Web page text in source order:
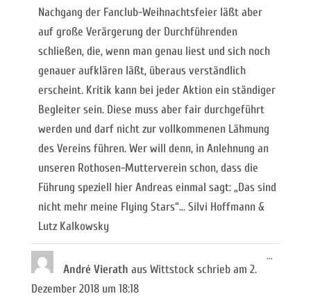
Nachgang der Fanclub-Weihnachtsfeier läßt aber
auf große Verärgerung der Durchführenden
schließen, die, wenn man genau liest und sich noch
genauer aufklären läßt, überaus verständlich
erscheint. Kritik kann bei jeder Aktion ein ständiger
Begleiter sein. Diese muss aber fair durchgeführt
werden und darf nicht zur vollkommenen Lähmung
des Vereins führen. Wer will denn, in Anlehnung an
unseren Rothosen-Mutterverein schon, dass die
Führung speziell hier Andreas einmal sagt: „Das sind
nicht mehr meine Flying Stars“... Silvi Hoffmann &
Lutz Kalkowsky
André Vierath aus Wittstock schrieb am 2.
Dezember 2018 um 18:18
...